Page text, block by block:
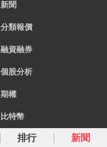
新聞
分類報價
融資融券
個股分析
期權
比特幣
排行 新聞